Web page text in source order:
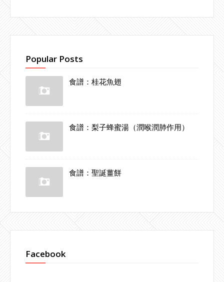
Popular Posts
食譜：桂花魚翅
食譜：梨子蜂蜜湯（潤喉潤肺作用）
食譜：聖誕薑餅
Facebook